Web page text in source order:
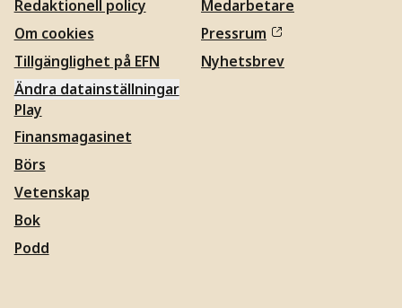
Redaktionell policy
Om cookies
Tillgänglighet på EFN
Ändra datainställningar
Medarbetare
Pressrum
Nyhetsbrev
Play
Finansmagasinet
Börs
Vetenskap
Bok
Podd